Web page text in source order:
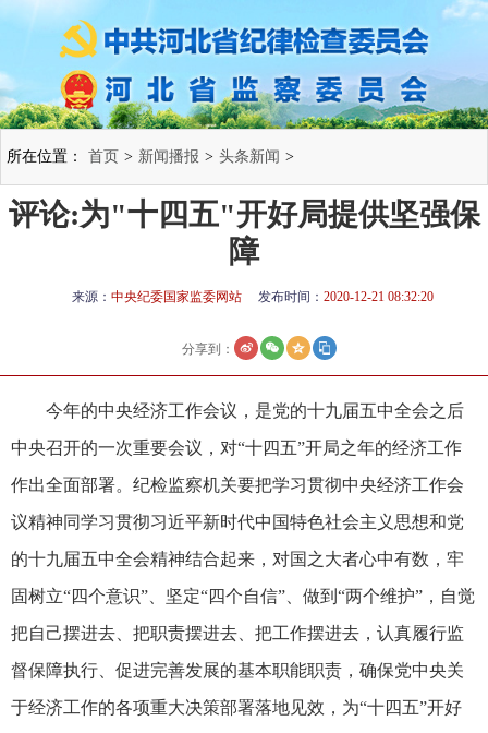
所在位置： 首页 > 新闻播报 > 头条新闻 >
评论:为"十四五"开好局提供坚强保
障
来源： 中央纪委国家监委网站 发布时间： 2020-12-21 08:32:20
分享到：
今年的中央经济工作会议，是党的十九届五中全会之后
中央召开的一次重要会议，对“十四五”开局之年的经济工作
作出全面部署。纪检监察机关要把学习贯彻中央经济工作会
议精神同学习贯彻习近平新时代中国特色社会主义思想和党
的十九届五中全会精神结合起来，对国之大者心中有数，牢
固树立“四个意识”、坚定“四个自信”、做到“两个维护”，自觉
把自己摆进去、把职责摆进去、把工作摆进去，认真履行监
督保障执行、促进完善发展的基本职能职责，确保党中央关
于经济工作的各项重大决策部署落地见效，为“十四五”开好